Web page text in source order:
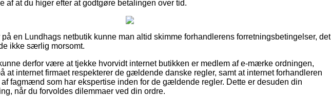
af at du higer efter at godtgøre betalingen over tid.
på en Lundhags netbutik kunne man altid skimme forhandlerens forretningsbetingelser, det
ikke særlig morsomt.
derfor være at tjekke hvorvidt internet butikken er medlem af e-mærke ordningen,
at internet firmaet respekterer de gældende danske regler, samt at internet forhandleren
af fagmænd som har ekspertise inden for de gældende regler. Dette er desuden din
når du forvoldes dilemmaer ved din ordre.